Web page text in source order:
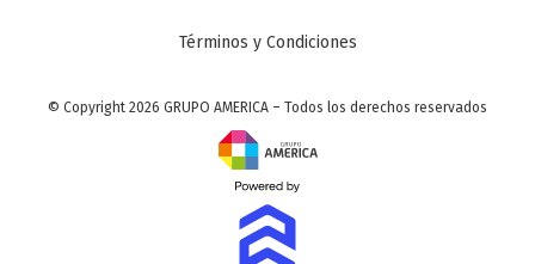
Términos y Condiciones
© Copyright 2026 GRUPO AMERICA – Todos los derechos reservados